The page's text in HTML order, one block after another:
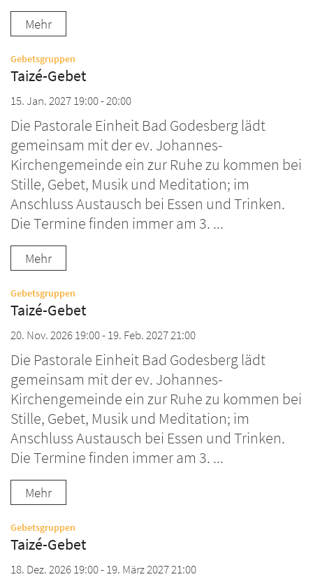
Mehr
Gebetsgruppen
Taizé-Gebet
15. Jan. 2027 19:00 - 20:00
Die Pastorale Einheit Bad Godesberg lädt
gemeinsam mit der ev. Johannes-
Kirchengemeinde ein zur Ruhe zu kommen bei
Stille, Gebet, Musik und Meditation; im
Anschluss Austausch bei Essen und Trinken.
Die Termine finden immer am 3. ...
Mehr
Gebetsgruppen
Taizé-Gebet
20. Nov. 2026 19:00 - 19. Feb. 2027 21:00
Die Pastorale Einheit Bad Godesberg lädt
gemeinsam mit der ev. Johannes-
Kirchengemeinde ein zur Ruhe zu kommen bei
Stille, Gebet, Musik und Meditation; im
Anschluss Austausch bei Essen und Trinken.
Die Termine finden immer am 3. ...
Mehr
Gebetsgruppen
Taizé-Gebet
18. Dez. 2026 19:00 - 19. März 2027 21:00